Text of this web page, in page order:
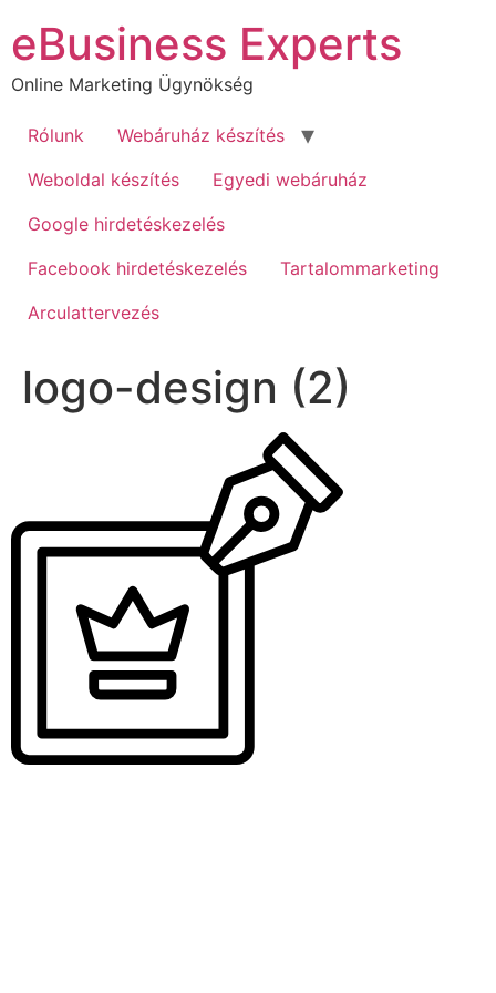
tartalomhoz
eBusiness Experts
Online Marketing Ügynökség
Rólunk
Webáruház készítés
Weboldal készítés
Egyedi webáruház
Google hirdetéskezelés
Facebook hirdetéskezelés
Tartalommarketing
Arculattervezés
logo-design (2)